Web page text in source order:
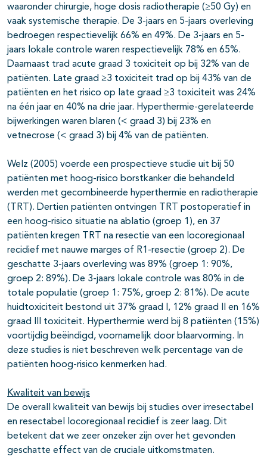
waaronder chirurgie, hoge dosis radiotherapie (≥50 Gy) en
vaak systemische therapie. De 3-jaars en 5-jaars overleving
bedroegen respectievelijk 66% en 49%. De 3-jaars en 5-
jaars lokale controle waren respectievelijk 78% en 65%.
Daarnaast trad acute graad 3 toxiciteit op bij 32% van de
patiënten. Late graad ≥3 toxiciteit trad op bij 43% van de
patiënten en het risico op late graad ≥3 toxiciteit was 24%
na één jaar en 40% na drie jaar. Hyperthermie-gerelateerde
bijwerkingen waren blaren (< graad 3) bij 23% en
vetnecrose (< graad 3) bij 4% van de patiënten.
Welz (2005) voerde een prospectieve studie uit bij 50
patiënten met hoog-risico borstkanker die behandeld
werden met gecombineerde hyperthermie en radiotherapie
(TRT). Dertien patiënten ontvingen TRT postoperatief in
een hoog-risico situatie na ablatio (groep 1), en 37
patiënten kregen TRT na resectie van een locoregionaal
recidief met nauwe marges of R1-resectie (groep 2). De
geschatte 3-jaars overleving was 89% (groep 1: 90%,
groep 2: 89%). De 3-jaars lokale controle was 80% in de
totale populatie (groep 1: 75%, groep 2: 81%). De acute
huidtoxiciteit bestond uit 37% graad I, 12% graad II en 16%
graad III toxiciteit. Hyperthermie werd bij 8 patiënten (15%)
voortijdig beëindigd, voornamelijk door blaarvorming. In
deze studies is niet beschreven welk percentage van de
patiënten hoog-risico kenmerken had.
Kwaliteit van bewijs
De overall kwaliteit van bewijs bij studies over irresectabel
en resectabel locoregionaal recidief is zeer laag. Dit
betekent dat we zeer onzeker zijn over het gevonden
geschatte effect van de cruciale uitkomstmaten.